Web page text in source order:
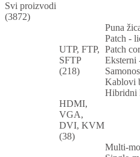
Svi proizvodi
(3872)
UTP, FTP,
SFTP
(218)
Puna
Patch -
Patch
Eksterni
Kablovi
Hibridni
HDMI,
VGA,
DVI, KVM
(38)
Multi-